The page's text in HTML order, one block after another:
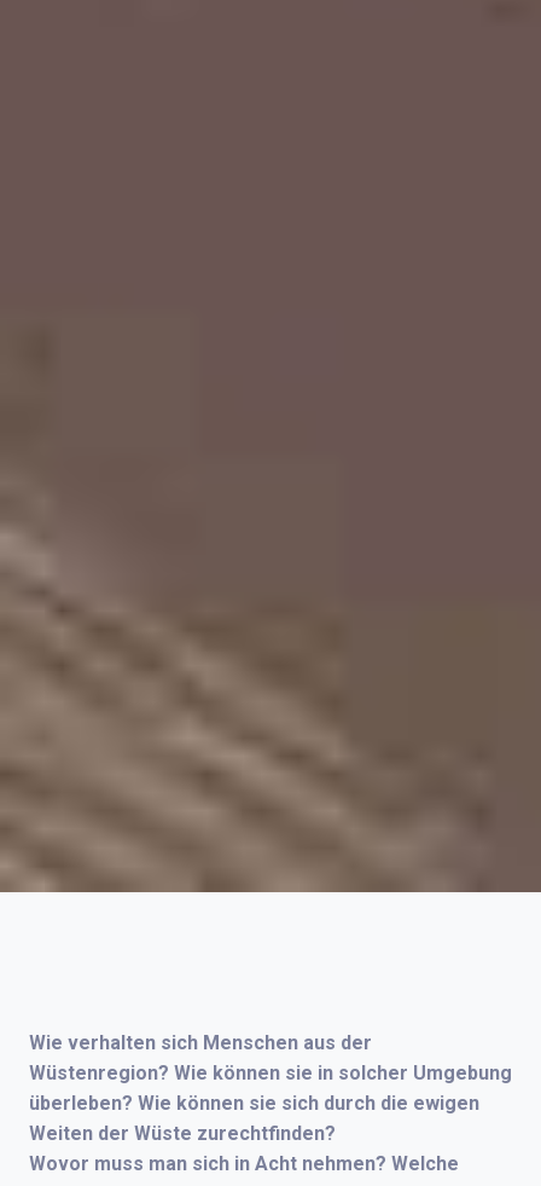
Wie verhalten sich Menschen aus der
Wüstenregion? Wie können sie in solcher Umgebung
überleben? Wie können sie sich durch die ewigen
Weiten der Wüste zurechtfinden?
Wovor muss man sich in Acht nehmen? Welche